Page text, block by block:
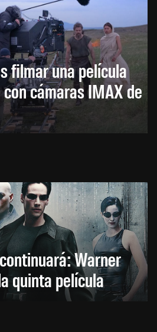
filmar una película
cámaras IMAX de
Warner
quinta película